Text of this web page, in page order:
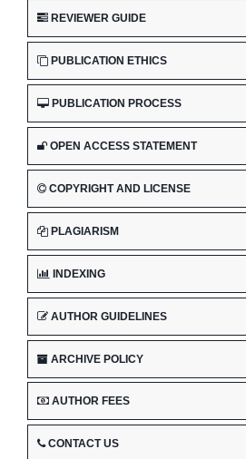
REVIEWER GUIDE
PUBLICATION ETHICS
PUBLICATION PROCESS
OPEN ACCESS STATEMENT
COPYRIGHT AND LICENSE
PLAGIARISM
INDEXING
AUTHOR GUIDELINES
ARCHIVE POLICY
AUTHOR FEES
CONTACT US